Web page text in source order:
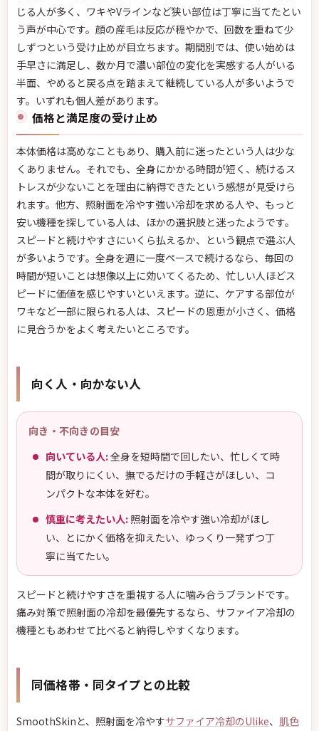
じる人が多く、ワキやVラインなど狭い部位は丁寧に当てたとい
う声が中心です。顔の産毛は反応が穏やかで、回数を重ねて少
しずつという受け止めが目立ちます。期間別では、使い始めは
手早さに満足し、数か月で濃い部位の変化を実感する人がいる
半面、やめると戻る点を踏まえて継続している人が多いようで
す。いずれも個人差があります。
価格と満足度の受け止め
本体価格は高めなこともあり、購入前に迷ったという人は少な
くありません。それでも、全身にかかる時間が短く、続けるス
トレスが少ないことを理由に納得できたという感想が見受けら
れます。他方、照射面を冷やす強い冷却を求める人や、もっと
安い機種を探している人は、ほかの選択肢と迷ったようです。
スピードと続けやすさにいくら払えるか、という観点で選ぶ人
が多いようです。全身を週に一度ペースで続けるなら、毎回の
時間が短いことは想像以上に効いてくるため、忙しい人ほどス
ピードに価値を感じやすいといえます。逆に、ケアする部位が
ワキなど一部に限られる人は、スピードの恩恵が小さく、価格
に見合うかをよく考えたいところです。
向く人・向かない人
向き・不向きの目安
向いている人: 全身を短時間で回したい、忙しくて時
間が取りにくい、撫でるだけの手軽さがほしい、コ
ンパクトな本体を好む。
慎重に考えたい人: 照射面を冷やす強い冷却がほし
い、とにかく価格を抑えたい、ゆっくり一発ずつ丁
寧に当てたい。
スピードと続けやすさを重視する人に噛み合うブランドです。
痛み対策で照射面の冷却を最優先するなら、サファイア冷却の
機種ともあわせて比べると納得しやすくなります。
同価格帯・同タイプとの比較
SmoothSkinと、照射面を冷やすサファイア冷却のUlike、 肌色